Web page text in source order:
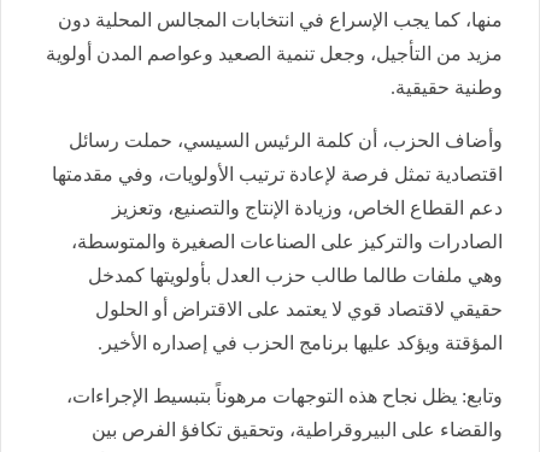
منها، كما يجب الإسراع في انتخابات المجالس المحلية دون
مزيد من التأجيل، وجعل تنمية الصعيد وعواصم المدن أولوية
وطنية حقيقية.
وأضاف الحزب، أن كلمة الرئيس السيسي، حملت رسائل
اقتصادية تمثل فرصة لإعادة ترتيب الأولويات، وفي مقدمتها
دعم القطاع الخاص، وزيادة الإنتاج والتصنيع، وتعزيز
الصادرات والتركيز على الصناعات الصغيرة والمتوسطة،
وهي ملفات طالما طالب حزب العدل بأولويتها كمدخل
حقيقي لاقتصاد قوي لا يعتمد على الاقتراض أو الحلول
المؤقتة ويؤكد عليها برنامج الحزب في إصداره الأخير.
وتابع: يظل نجاح هذه التوجهات مرهوناً بتبسيط الإجراءات،
والقضاء على البيروقراطية، وتحقيق تكافؤ الفرص بين